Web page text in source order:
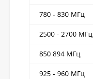
780 - 830 МГц
2500 - 2700 МГц
850 894 МГц
925 - 960 МГц